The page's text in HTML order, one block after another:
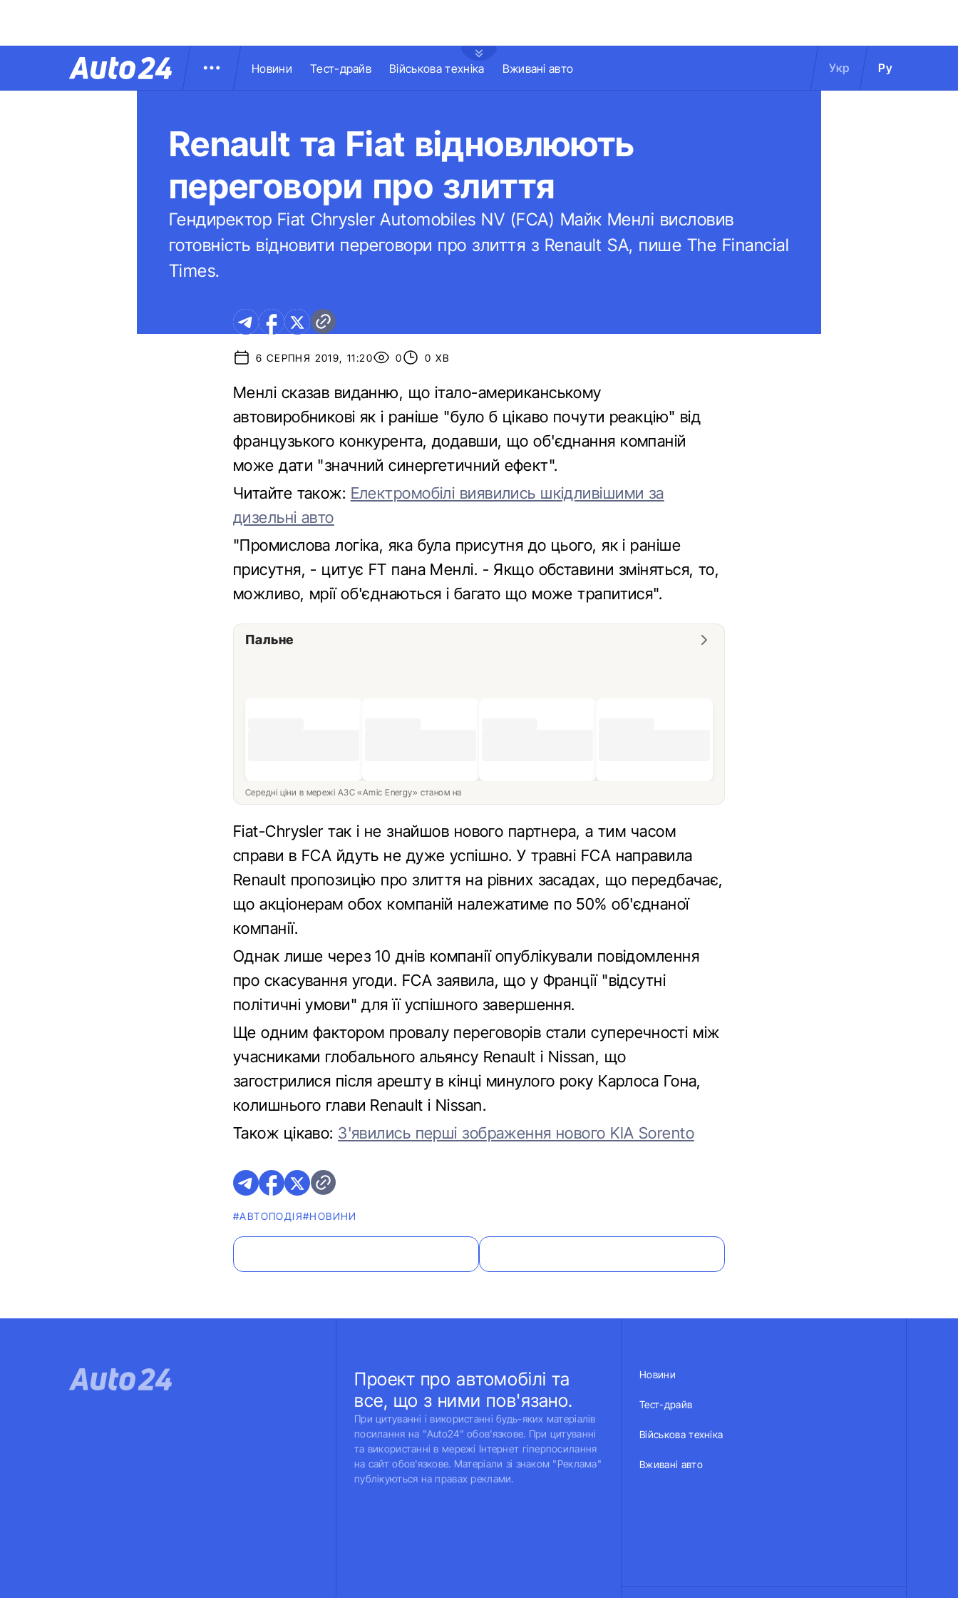
Новини Тест-драйв Військова техніка Вживані авто Укр Ру
Renault та Fiat відновлюють
переговори про злиття
Гендиректор Fiat Chrysler Automobiles NV (FCA) Майк Менлі висловив
готовність відновити переговори про злиття з Renault SA, пише The Financial
Times.
6 СЕРПНЯ 2019, 11:20 0 0 ХВ
Менлі сказав виданню, що італо-американському
автовиробникові як і раніше "було б цікаво почути реакцію" від
французького конкурента, додавши, що об'єднання компаній
може дати "значний синергетичний ефект".
Читайте також: Електромобілі виявились шкідливішими за
дизельні авто
"Промислова логіка, яка була присутня до цього, як і раніше
присутня, - цитує FT пана Менлі. - Якщо обставини зміняться, то,
можливо, мрії об'єднаються і багато що може трапитися".
Пальне
Середні ціни в мережі АЗС «Amic Energy» станом на
Fiat-Chrysler так і не знайшов нового партнера, а тим часом
справи в FCA йдуть не дуже успішно. У травні FCA направила
Renault пропозицію про злиття на рівних засадах, що передбачає,
що акціонерам обох компаній належатиме по 50% об'єднаної
компанії.
Однак лише через 10 днів компанії опублікували повідомлення
про скасування угоди. FCA заявила, що у Франції "відсутні
політичні умови" для її успішного завершення.
Ще одним фактором провалу переговорів стали суперечності між
учасниками глобального альянсу Renault і Nissan, що
загострилися після арешту в кінці минулого року Карлоса Гона,
колишнього глави Renault і Nissan.
Також цікаво: З'явились перші зображення нового KIA Sorento
#АВТОПОДІЯ#НОВИНИ
Проект про автомобілі та
все, що з ними пов'язано.
При цитуванні і використанні будь-яких матеріалів
посилання на "Auto24" обов'язкове. При цитуванні
та використанні в мережі Інтернет гіперпосилання
на сайт обов'язкове. Матеріали зі знаком "Реклама"
публікуються на правах реклами.
Новини
Тест-драйв
Військова техніка
Вживані авто